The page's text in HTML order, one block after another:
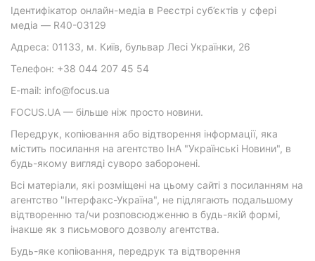
Ідентифікатор онлайн-медіа в Реєстрі суб’єктів у сфері
медіа — R40-03129
Адреса: 01133, м. Київ, бульвар Лесі Українки, 26
Телефон: +38 044 207 45 54
E-mail: info@focus.ua
FOCUS.UA — більше ніж просто новини.
Передрук, копіювання або відтворення інформації, яка
містить посилання на агентство ІнА "Українські Новини", в
будь-якому вигляді суворо заборонені.
Всі матеріали, які розміщені на цьому сайті з посиланням на
агентство "Інтерфакс-Україна", не підлягають подальшому
відтворенню та/чи розповсюдженню в будь-якій формі,
інакше як з письмового дозволу агентства.
Будь-яке копіювання, передрук та відтворення